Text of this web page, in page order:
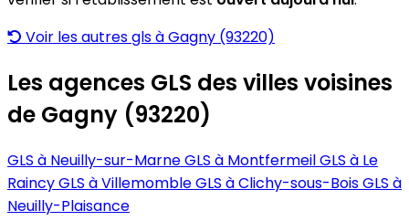
Voir les autres gls à Gagny (93220)
Les agences GLS des villes voisines
de Gagny (93220)
GLS à Neuilly-sur-MarneGLS à MontfermeilGLS à Le
RaincyGLS à VillemombleGLS à Clichy-sous-BoisGLS à
Neuilly-Plaisance